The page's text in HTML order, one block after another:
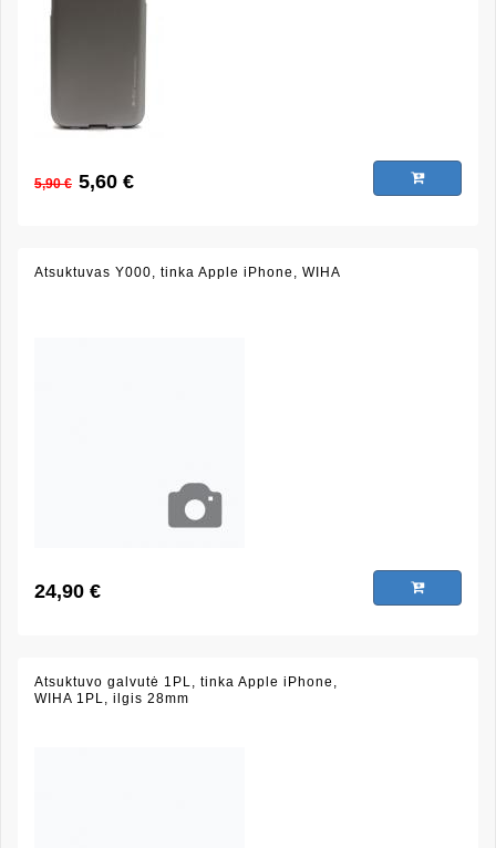
5,90 € 5,60 €
Atsuktuvas Y000, tinka Apple iPhone, WIHA
24,90 €
Atsuktuvo galvutė 1PL, tinka Apple iPhone,
WIHA 1PL, ilgis 28mm